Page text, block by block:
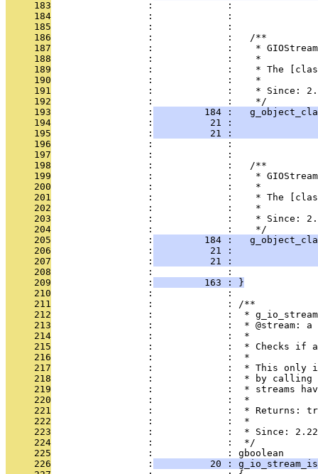
     183
:             :
     184
:             :
     185
                 :             :
     186
                 :             :   /**
     187
:             :    *
     188
                 :             :    *
     189
:             :    * The
     190
                 :             :    *
     191
:             :    * Since:
     192
                 :             :    */
     193
                 :
184 :
     194
                 :
21 :
     195
                 :
21 :
     196
:             :
     197
                 :             :
     198
                 :             :   /**
     199
:             :    *
     200
                 :             :    *
     201
:             :    * The
     202
                 :             :    *
     203
:             :    * Since:
     204
                 :             :    */
     205
                 :
184 :
     206
                 :
21 :
     207
                 :
21 :
     208
:             :
     209
                 :
         163 : }
     210
                 :             :
     211
                 :             : /**
     212
:             :  *
     213
:             :  * @stream: a
     214
                 :             :  *
     215
:             :  * Checks if
     216
                 :             :  *
     217
:             :  * This only
     218
:             :  * by
     219
:             :  * streams
     220
                 :             :  *
     221
:             :  * Returns:
     222
                 :             :  *
     223
                 :             :  * Since: 2.22
     224
                 :             :  */
     225
                 :             : gboolean
     226
                 :
20 :